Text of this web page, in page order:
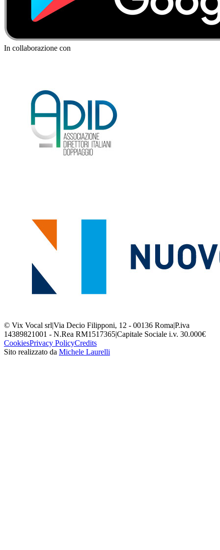
In collaborazione con
© Vix Vocal srl|Via Decio Filipponi, 12 - 00136 Roma|P.iva
14389821001 - N.Rea RM1517365|Capitale Sociale i.v. 30.000€
CookiesPrivacy PolicyCredits
Sito realizzato da Michele Laurelli